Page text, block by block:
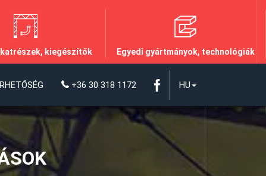
kiegészítők Egyedi gyártmányok, technológiák
+36 30 318 1172 HU